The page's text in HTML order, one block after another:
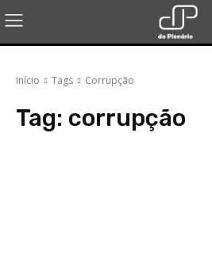
Início Tags Corrupção
Tag: corrupção